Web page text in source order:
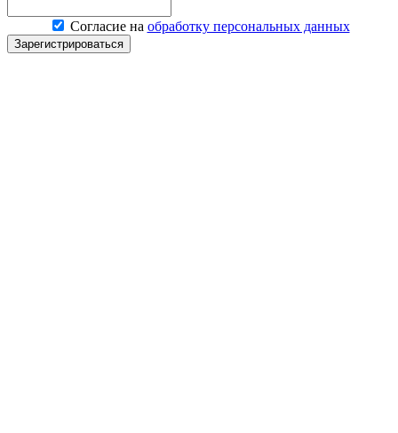
Согласие на обработку персональных данных
Зарегистрироваться